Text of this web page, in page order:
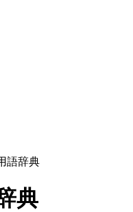
語辞典
典